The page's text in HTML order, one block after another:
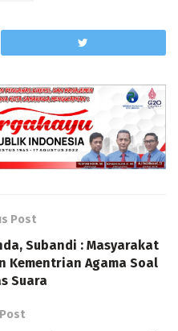
Post
Subandi : Masyarakat
Kementrian Agama Soal
Suara